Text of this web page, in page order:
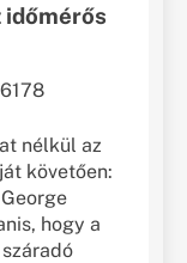
nélkül az
követően:
hogy a